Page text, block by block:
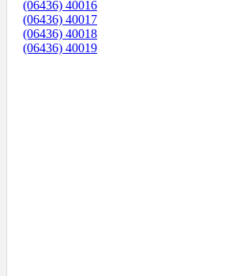
(06436) 40016
(06436) 40017
(06436) 40018
(06436) 40019